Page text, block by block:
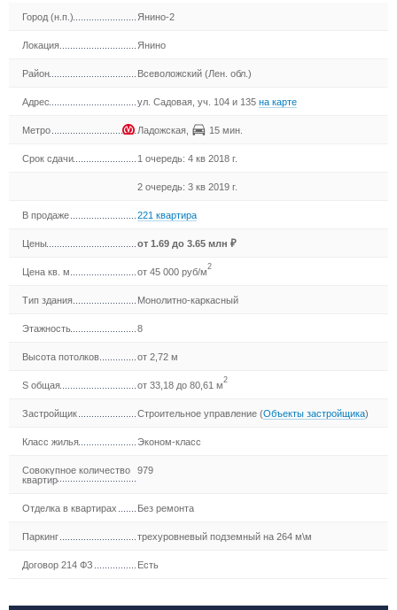
Город (н.п.) Янино-2
Локация Янино
Район Всеволожский (Лен. обл.)
Адрес ул. Садовая, уч. 104 и 135на карте
Метро Ладожская 15 мин.
Срок сдачи 1 очередь: 4 кв 2018 г.
2 очередь: 3 кв 2019 г.
В продаже 221 квартира
Цены от1.69 до 3.65 млн ₽
Цена кв. м от 45 000 руб/м2
Тип здания Монолитно-каркасный
Этажность 8
Высота потолков от 2,72 м
S общая от 33,18 до 80,61 м2
Застройщик Строительное управление (Объекты застройщика)
Класс жилья Эконом-класс
Совокупное количество
квартир
979
Отделка в квартирах Без ремонта
Паркинг трехуровневый подземный на 264 м\м
Договор 214 ФЗ Есть